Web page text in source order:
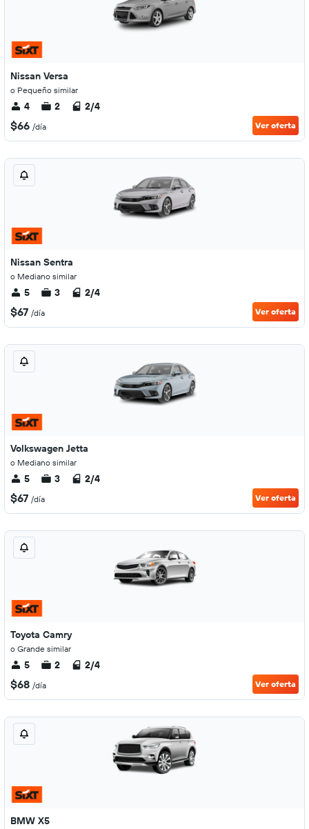
Nissan Versa
o Pequeño similar
4 2 2/4
$66 /día Ver oferta
Nissan Sentra
o Mediano similar
5 3 2/4
$67 /día Ver oferta
Volkswagen Jetta
o Mediano similar
5 3 2/4
$67 /día Ver oferta
Toyota Camry
o Grande similar
5 2 2/4
$68 /día Ver oferta
BMW X5